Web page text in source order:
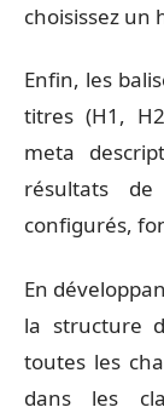
choisissez un
Enfin, les
titres (H1,
meta
résultats
configurés,
En
la structure
toutes les
dans les